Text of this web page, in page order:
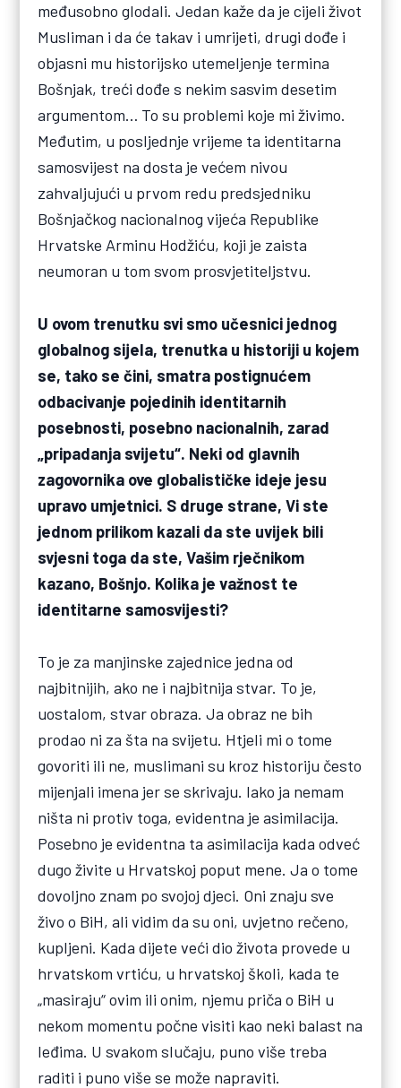
međusobno glodali. Jedan kaže da je cijeli život
Musliman i da će takav i umrijeti, drugi dođe i
objasni mu historijsko utemeljenje termina
Bošnjak, treći dođe s nekim sasvim desetim
argumentom… To su problemi koje mi živimo.
Međutim, u posljednje vrijeme ta identitarna
samosvijest na dosta je većem nivou
zahvaljujući u prvom redu predsjedniku
Bošnjačkog nacionalnog vijeća Republike
Hrvatske Arminu Hodžiću, koji je zaista
neumoran u tom svom prosvjetiteljstvu.
U ovom trenutku svi smo učesnici jednog
globalnog sijela, trenutka u historiji u kojem
se, tako se čini, smatra postignućem
odbacivanje pojedinih identitarnih
posebnosti, posebno nacionalnih, zarad
„pripadanja svijetu“. Neki od glavnih
zagovornika ove globalističke ideje jesu
upravo umjetnici. S druge strane, Vi ste
jednom prilikom kazali da ste uvijek bili
svjesni toga da ste, Vašim rječnikom
kazano, Bošnjo. Kolika je važnost te
identitarne samosvijesti?
To je za manjinske zajednice jedna od
najbitnijih, ako ne i najbitnija stvar. To je,
uostalom, stvar obraza. Ja obraz ne bih
prodao ni za šta na svijetu. Htjeli mi o tome
govoriti ili ne, muslimani su kroz historiju često
mijenjali imena jer se skrivaju. Iako ja nemam
ništa ni protiv toga, evidentna je asimilacija.
Posebno je evidentna ta asimilacija kada odveć
dugo živite u Hrvatskoj poput mene. Ja o tome
dovoljno znam po svojoj djeci. Oni znaju sve
živo o BiH, ali vidim da su oni, uvjetno rečeno,
kupljeni. Kada dijete veći dio života provede u
hrvatskom vrtiću, u hrvatskoj školi, kada te
„masiraju“ ovim ili onim, njemu priča o BiH u
nekom momentu počne visiti kao neki balast na
leđima. U svakom slučaju, puno više treba
raditi i puno više se može napraviti.